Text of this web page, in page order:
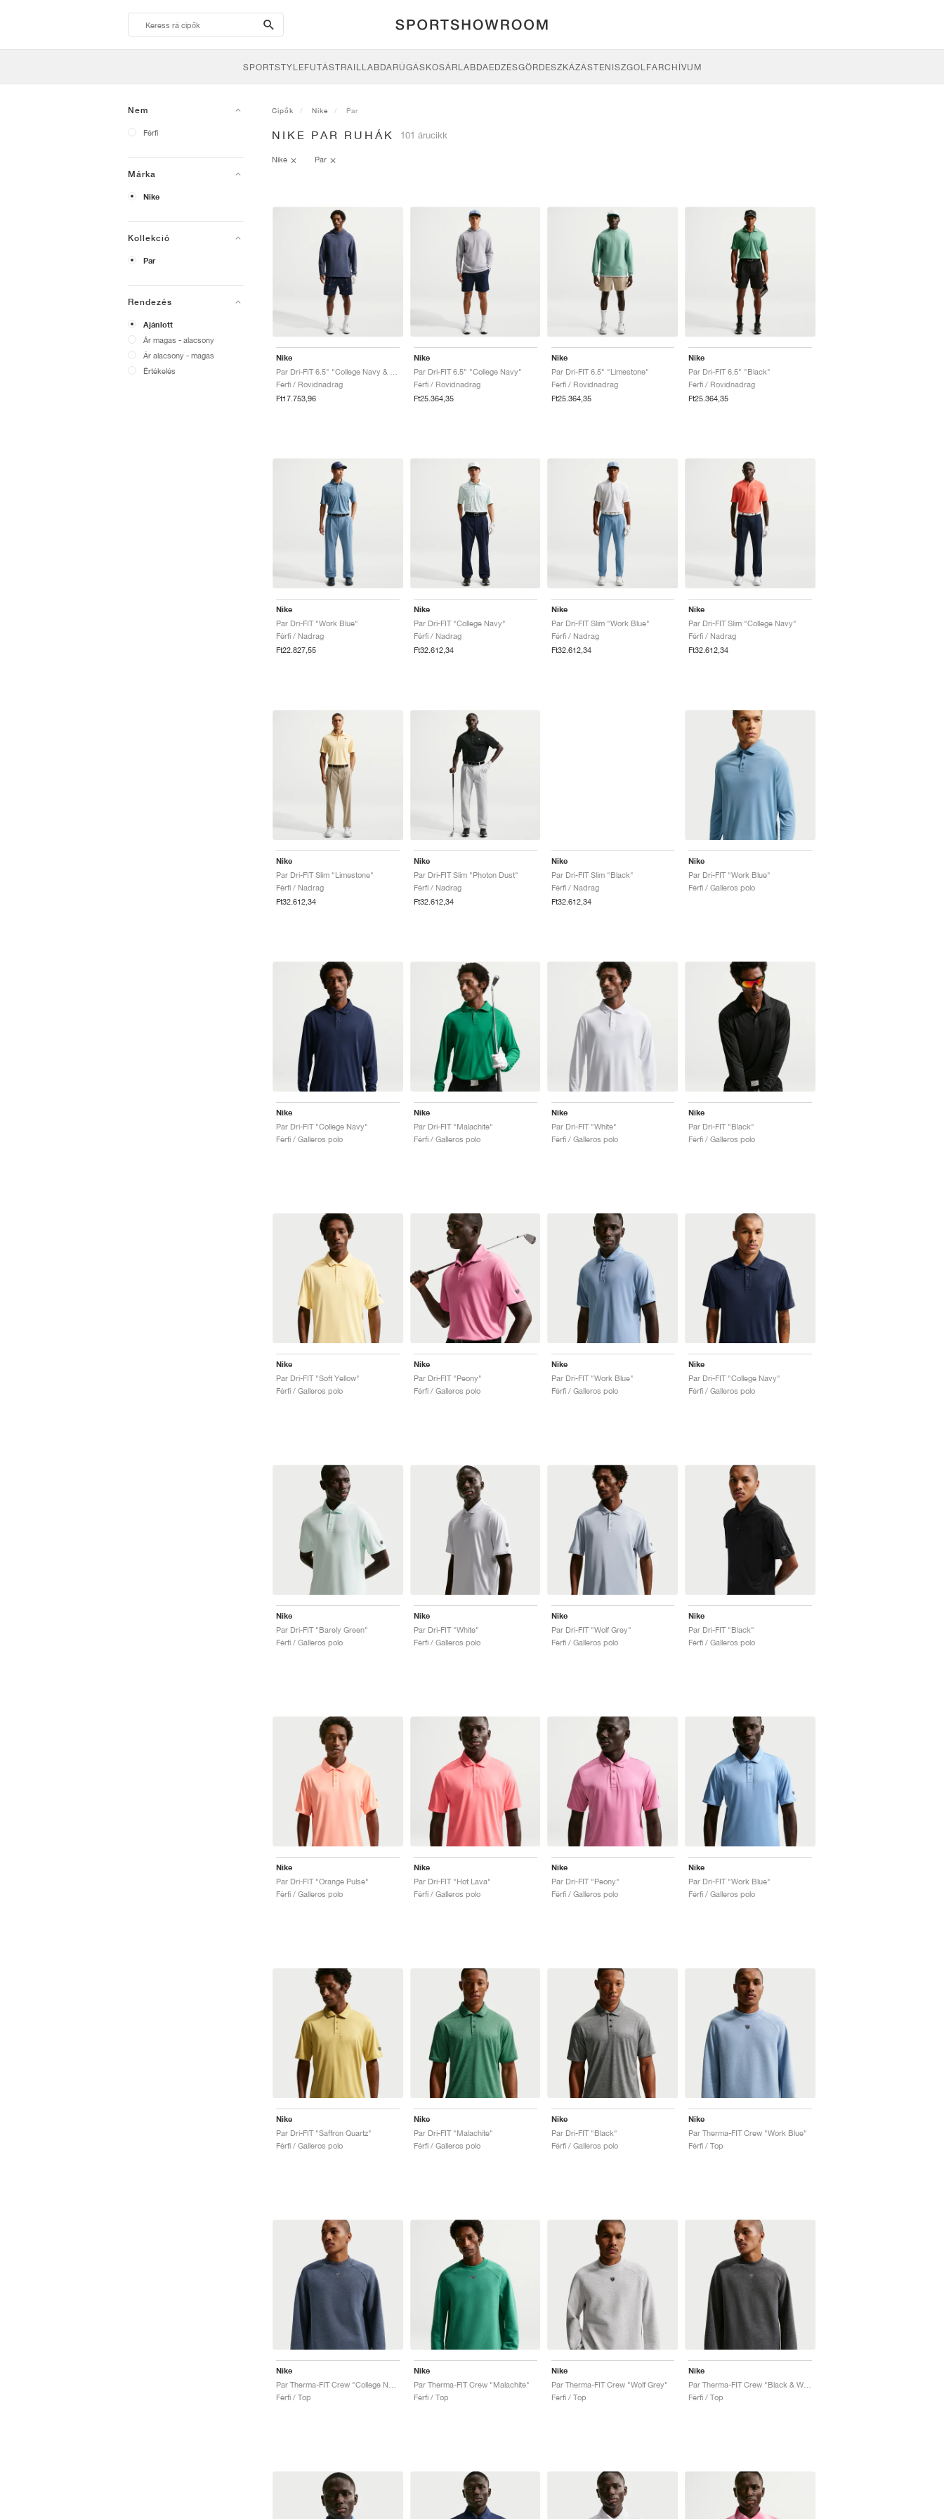
search-
btn
SPORTSTYLEFUTÁSTRAILLABDARÚGÁSKOSÁRLABDAEDZÉSGÖRDESZKÁZÁSTENISZGOLFARCHÍVUM
Nem
Férfi
Márka
Nike
Kollekció
Par
Rendezés
Ajánlott
Ár magas - alacsony
Ár alacsony - magas
Értékelés
Cipők Nike Par
NIKE PAR RUHÁK 101 árucikk
Nike Par
Nike
Férfi / Rovidnadrag
Ft17.753,96
Nike
Par Dri-FIT 6.5" "College Navy"
Férfi / Rovidnadrag
Ft25.364,35
Nike
Par Dri-FIT 6.5" "Limestone"
Férfi / Rovidnadrag
Ft25.364,35
Nike
Par Dri-FIT 6.5" "Black"
Férfi / Rovidnadrag
Ft25.364,35
Nike
Par Dri-FIT "Work Blue"
Férfi / Nadrag
Ft22.827,55
Nike
Par Dri-FIT "College Navy"
Férfi / Nadrag
Ft32.612,34
Nike
Par Dri-FIT Slim "Work Blue"
Férfi / Nadrag
Ft32.612,34
Nike
Par Dri-FIT Slim "College Navy"
Férfi / Nadrag
Ft32.612,34
Nike
Par Dri-FIT Slim "Limestone"
Férfi / Nadrag
Ft32.612,34
Nike
Par Dri-FIT Slim "Photon Dust"
Férfi / Nadrag
Ft32.612,34
Nike
Par Dri-FIT Slim "Black"
Férfi / Nadrag
Ft32.612,34
Nike
Par Dri-FIT "Work Blue"
Férfi / Galleros polo
Nike
Par Dri-FIT "College Navy"
Férfi / Galleros polo
Nike
Par Dri-FIT "Malachite"
Férfi / Galleros polo
Nike
Par Dri-FIT "White"
Férfi / Galleros polo
Nike
Par Dri-FIT "Black"
Férfi / Galleros polo
Nike
Par Dri-FIT "Soft Yellow"
Férfi / Galleros polo
Nike
Par Dri-FIT "Peony"
Férfi / Galleros polo
Nike
Par Dri-FIT "Work Blue"
Férfi / Galleros polo
Nike
Par Dri-FIT "College Navy"
Férfi / Galleros polo
Nike
Par Dri-FIT "Barely Green"
Férfi / Galleros polo
Nike
Par Dri-FIT "White"
Férfi / Galleros polo
Nike
Par Dri-FIT "Wolf Grey"
Férfi / Galleros polo
Nike
Par Dri-FIT "Black"
Férfi / Galleros polo
Nike
Par Dri-FIT "Orange Pulse"
Férfi / Galleros polo
Nike
Par Dri-FIT "Hot Lava"
Férfi / Galleros polo
Nike
Par Dri-FIT "Peony"
Férfi / Galleros polo
Nike
Par Dri-FIT "Work Blue"
Férfi / Galleros polo
Nike
Par Dri-FIT "Saffron Quartz"
Férfi / Galleros polo
Nike
Par Dri-FIT "Malachite"
Férfi / Galleros polo
Nike
Par Dri-FIT "Black"
Férfi / Galleros polo
Nike
Par Therma-FIT Crew "Work Blue"
Férfi / Top
Nike
Férfi / Top
Nike
Par Therma-FIT Crew "Malachite"
Férfi / Top
Nike
Par Therma-FIT Crew "Wolf Grey"
Férfi / Top
Nike
Férfi / Top